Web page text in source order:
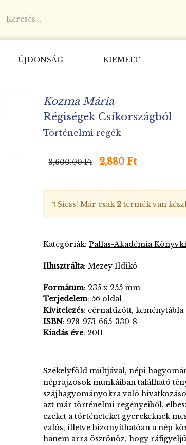
ÚJDONSÁG KIEMELT
Kozma Mária
Régiségek Csíkországból
Történelmi regék
3,600.00 Ft 2,880 Ft
Siess! Már csak 2 termék van
Kategóriák:Pallas-Akadémia
Illusztrálta: Mezey Ildikó
Formátum: 235 x 255 mm
Terjedelem: 56 oldal
Kivitelezés: cérnafűzött, keménytábla
ISBN: 978-973-665-330-8
Kiadás éve: 2011
Székelyföld múltjával, népi
néprajzosok munkáiban található
szájhagyományokra való
azt már történelmi regényeiből,
ezeket a történeteket gyerekeknek
valós, illetve bizonyíthatóan a nép
hanem arra ösztönöz, hogy